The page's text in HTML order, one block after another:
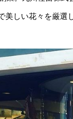
美しい花々を厳選